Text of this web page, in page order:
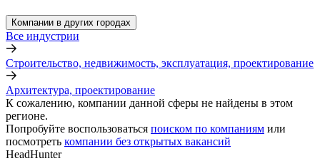
Компании в других городах
Все индустрии
Строительство, недвижимость, эксплуатация, проектирование
Архитектура, проектирование
К сожалению, компании данной сферы не найдены в этом
регионе.
Попробуйте воспользоваться поиском по компаниям или
посмотреть компании без открытых вакансий
HeadHunter